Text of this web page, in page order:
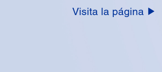
Visita la página